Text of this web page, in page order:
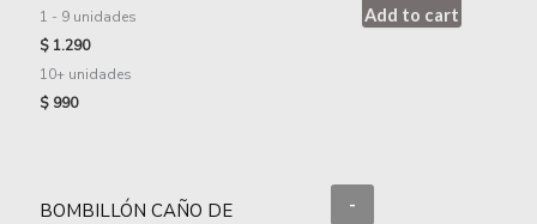
1 - 9 unidades
$ 1.290
10+ unidades
$ 990
Add to cart
BOMBILLÓN CAÑO DE
-